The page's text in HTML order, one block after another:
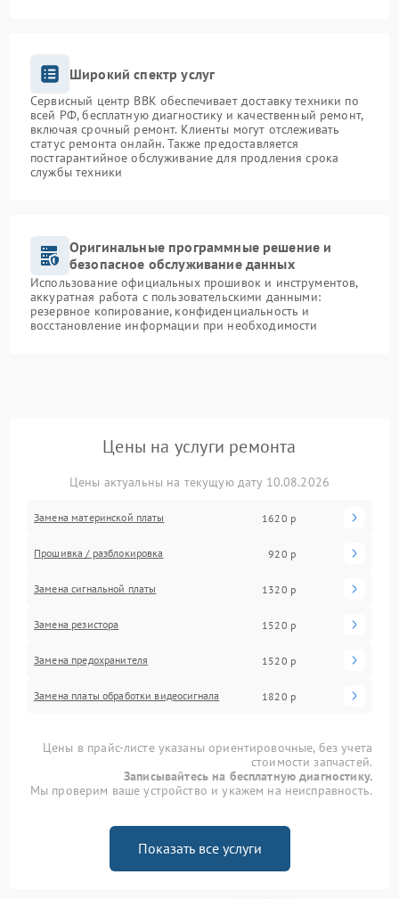
Широкий спектр услуг
Сервисный центр BBK обеспечивает доставку техники по
всей РФ, бесплатную диагностику и качественный ремонт,
включая срочный ремонт. Клиенты могут отслеживать
статус ремонта онлайн. Также предоставляется
постгарантийное обслуживание для продления срока
службы техники
Оригинальные программные решение и
безопасное обслуживание данных
Использование официальных прошивок и инструментов,
аккуратная работа с пользовательскими данными:
резервное копирование, конфиденциальность и
восстановление информации при необходимости
Цены на услуги ремонта
Цены актуальны на текущую дату 10.08.2026
Замена материнской платы 1620 р
Прошивка / разблокировка 920 р
Замена сигнальной платы 1320 р
Замена резистора 1520 р
Замена предохранителя 1520 р
Замена платы обработки видеосигнала 1820 р
Цены в прайс-листе указаны ориентировочные, без учета
стоимости запчастей.
Записывайтесь на бесплатную диагностику.
Мы проверим ваше устройство и укажем на неисправность.
Показать все услуги